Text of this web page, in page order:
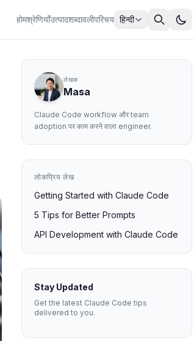
होमश्रेणियाँउत्पादशब्दावलीपरिचय हिन्दी
लेखक
Masa
Claude Code workflow और team
adoption पर काम करने वाला engineer.
लोकप्रिय लेख
Getting Started with Claude Code
5 Tips for Better Prompts
API Development with Claude Code
Stay Updated
Get the latest Claude Code tips
delivered to you.